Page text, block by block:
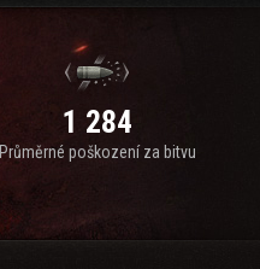
1 284
Průměrné poškození za bitvu